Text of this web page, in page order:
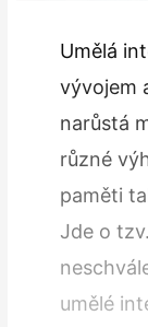
Umělá
vývojem
narůstá
různé
paměti
Jde o
umělé